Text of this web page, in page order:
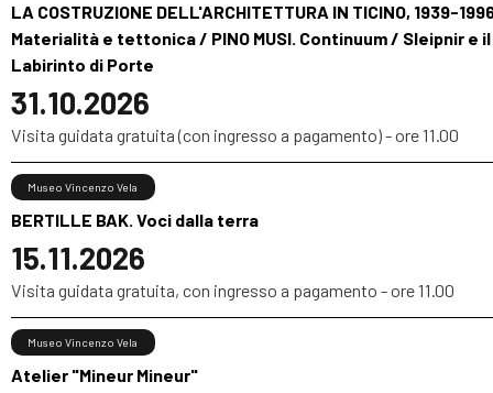
LA COSTRUZIONE DELL'ARCHITETTURA IN TICINO, 1939-
Materialità e tettonica / PINO MUSI. Continuum / Sleipnir e il
Labirinto di Porte
31.10.2026
Visita guidata gratuita (con ingresso a pagamento) - ore 11.00
BERTILLE BAK. Voci dalla terra
15.11.2026
Museo Vincenzo Vela
Visita guidata gratuita, con ingresso a pagamento - ore 11.00
Atelier "Mineur Mineur"
Museo Vincenzo Vela